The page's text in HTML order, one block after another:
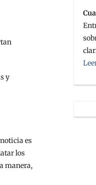
y
es
los
manera,